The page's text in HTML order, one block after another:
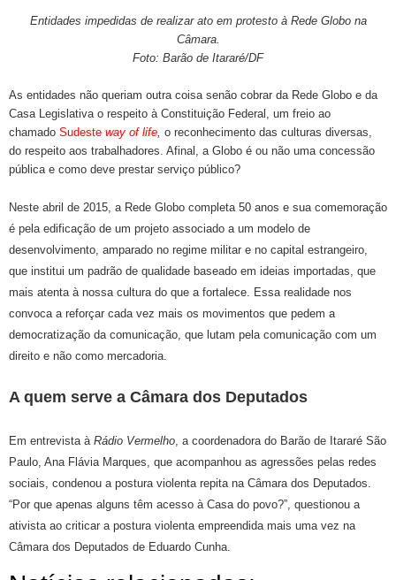
Entidades impedidas de realizar ato em protesto à Rede Globo na
Câmara.
Foto: Barão de Itararé/DF
As entidades não queriam outra coisa senão cobrar da Rede Globo e da
Casa Legislativa o respeito à Constituição Federal, um freio ao
chamado Sudeste way of life o reconhecimento das culturas diversas,
do respeito aos trabalhadores. Afinal, a Globo é ou não uma concessão
pública e como deve prestar serviço público?
Neste abril de 2015, a Rede Globo completa 50 anos e sua comemoração
é pela edificação de um projeto associado a um modelo de
desenvolvimento, amparado no regime militar e no capital estrangeiro,
que institui um padrão de qualidade baseado em ideias importadas, que
mais atenta à nossa cultura do que a fortalece. Essa realidade nos
convoca a reforçar cada vez mais os movimentos que pedem a
democratização da comunicação, que lutam pela comunicação com um
direito e não como mercadoria.
A quem serve a Câmara dos Deputados
Em entrevista à Rádio Vermelho , a coordenadora do Barão de Itararé São
Paulo, Ana Flávia Marques, que acompanhou as agressões pelas redes
sociais, condenou a postura violenta repita na Câmara dos Deputados.
“Por que apenas alguns têm acesso à Casa do povo?”, questionou a
ativista ao criticar a postura violenta empreendida mais uma vez na
Câmara dos Deputados de Eduardo Cunha.